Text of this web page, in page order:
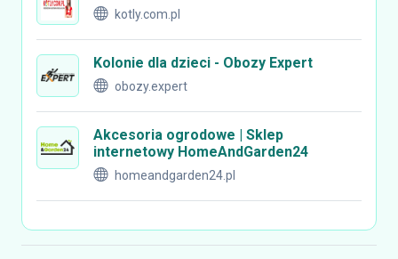
kotly.com.pl
Kolonie dla dzieci - Obozy Expert
obozy.expert
Akcesoria ogrodowe | Sklep
internetowy HomeAndGarden24
homeandgarden24.pl